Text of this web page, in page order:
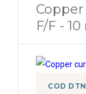
F/F -
COD DTN